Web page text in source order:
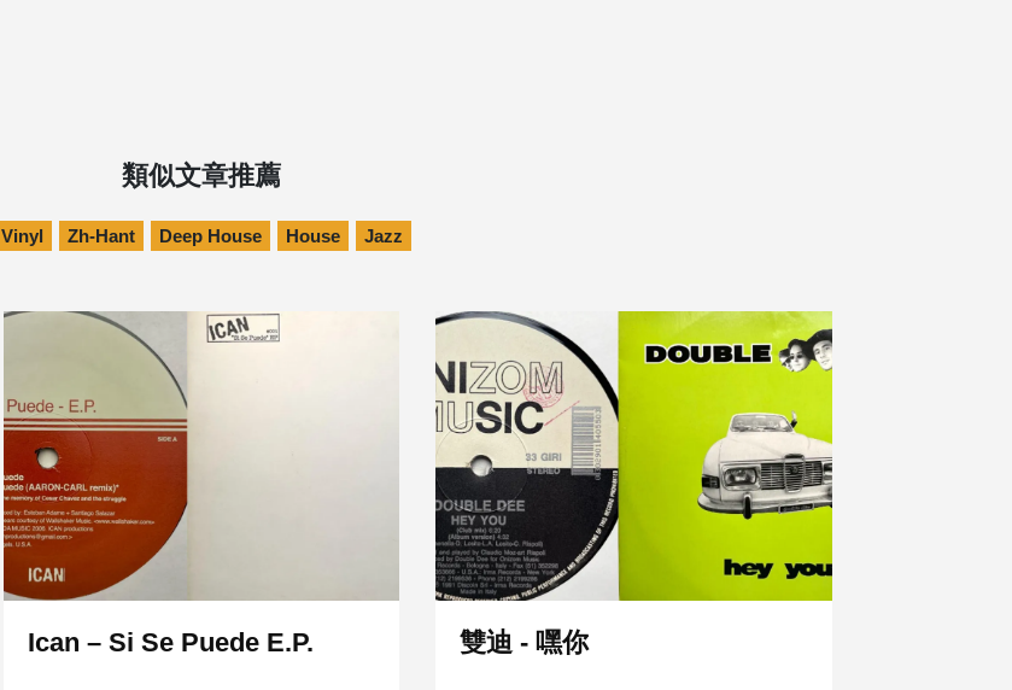
類似文章推薦
Vinyl Zh-Hant Deep House House Jazz
Ican – Si Se Puede E.P. 雙迪 - 嘿你